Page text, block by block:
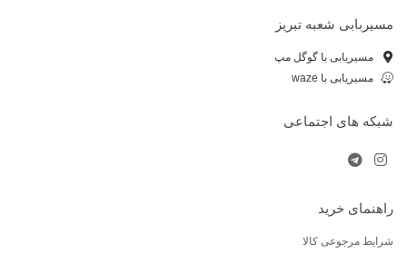
مسیربابی شعبه تبریز
مسیریابی با گوگل مپ
مسیریابی با waze
شبکه های اجتماعی
راهنمای خرید
شرایط مرجوعی کالا